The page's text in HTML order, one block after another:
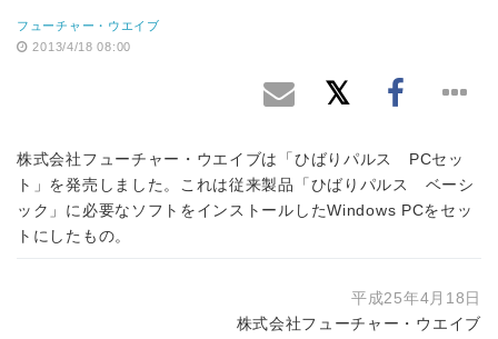
フューチャー・ウエイブ
2013/4/18 08:00
株式会社フューチャー・ウエイブは「ひばりパルス PCセッ
ト」を発売しました。これは従来製品「ひばりパルス ベーシ
ック」に必要なソフトをインストールしたWindows PCをセッ
トにしたもの。
平成25年4月18日
株式会社フューチャー・ウエイブ